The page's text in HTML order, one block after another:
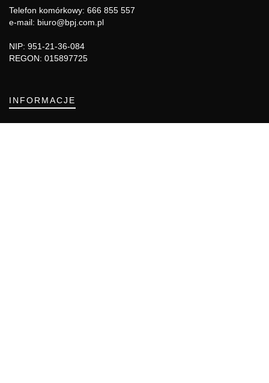
Telefon komórkowy: 666 855 557
e-mail: biuro@bpj.com.pl
NIP: 951-21-36-084
REGON: 015897725
INFORMACJE